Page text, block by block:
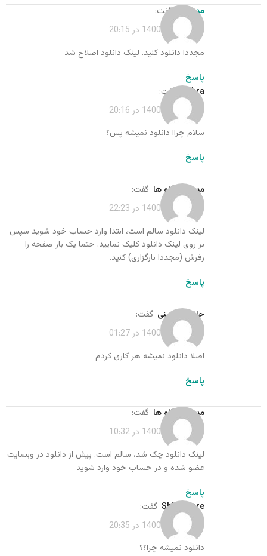
مدیر کل
گفت:
فروردین 16, 1400 در 20:15
مجددا دانلود کنید. لینک دانلود اصلاح شد
پاسخ
Zahra
گفت:
فروردین 16, 1400 در 20:16
سلام چراا دانلود نميشه پس؟
پاسخ
مدیر دیدگاه ها گفت:
فروردین 16, 1400 در 22:23
لینک دانلود سالم است، ابتدا وارد حساب خود شوید سپس
بر روی لینک دانلود کلیک نمایید. حتما یک بار صفحه را
رفرش (مجددا بارگزاری) کنید.
پاسخ
حانیه حسینی گفت:
فروردین 17, 1400 در 01:27
اصلا دانلود نمیشه هر کاری کردم
پاسخ
مدیر دیدگاه ها گفت:
فروردین 17, 1400 در 10:32
لینک دانلود چک شد، سالم است. پیش از دانلود در وبسایت
عضو شده و در حساب خود وارد شوید
پاسخ
Shimazare
گفت:
فروردین 16, 1400 در 20:35
دانلود نمیشه چرا؟؟